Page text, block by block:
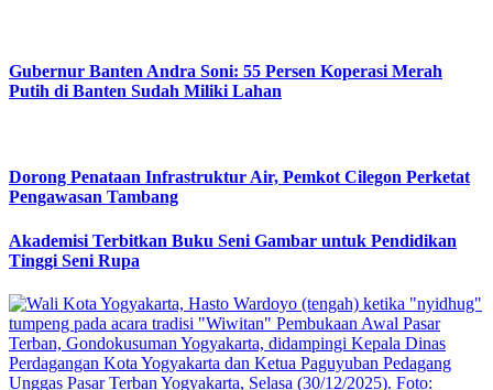
Gubernur Banten Andra Soni: 55 Persen Koperasi Merah
Putih di Banten Sudah Miliki Lahan
Dorong Penataan Infrastruktur Air, Pemkot Cilegon Perketat
Pengawasan Tambang
Akademisi Terbitkan Buku Seni Gambar untuk Pendidikan
Tinggi Seni Rupa